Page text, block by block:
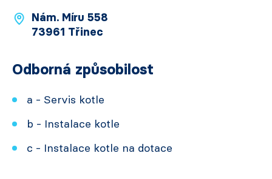
Nám. Míru 558
73961 Třinec
Odborná způsobilost
a - Servis kotle
b - Instalace kotle
c - Instalace kotle na dotace